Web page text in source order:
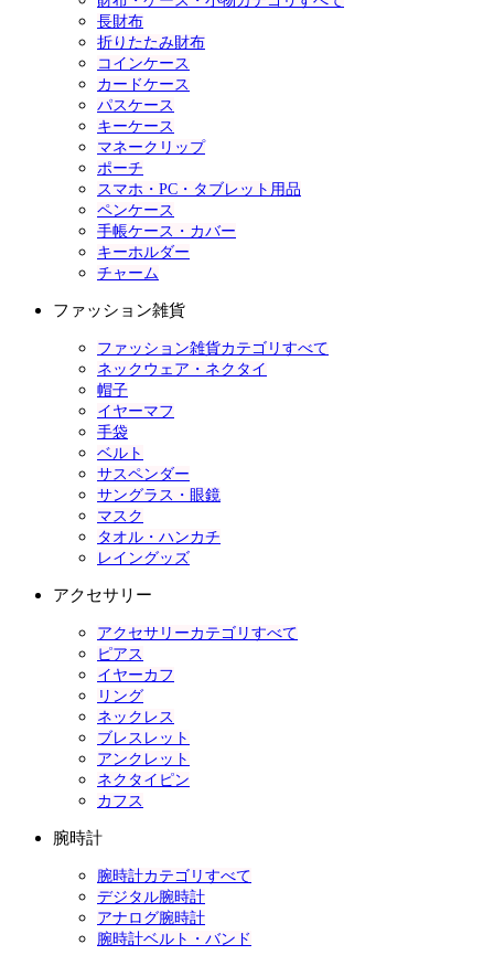
長財布
折りたたみ財布
コインケース
カードケース
パスケース
キーケース
マネークリップ
ポーチ
スマホ・PC・タブレット用品
ペンケース
手帳ケース・カバー
キーホルダー
チャーム
ファッション雑貨
ファッション雑貨カテゴリすべて
ネックウェア・ネクタイ
帽子
イヤーマフ
手袋
ベルト
サスペンダー
サングラス・眼鏡
マスク
タオル・ハンカチ
レイングッズ
アクセサリー
アクセサリーカテゴリすべて
ピアス
イヤーカフ
リング
ネックレス
ブレスレット
アンクレット
ネクタイピン
カフス
腕時計
腕時計カテゴリすべて
デジタル腕時計
アナログ腕時計
腕時計ベルト・バンド